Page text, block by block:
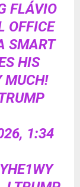
FLÁVIO
OFFICE
SMART
HIS
MUCH!
1:34